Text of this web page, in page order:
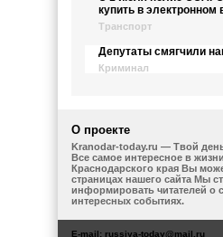
купить в электронном
Транспорт
Депутаты смягчили
Криминал
О проекте
Kranodar-today.ru — Твой
Все самое интересное в
Краснодарского края Вы
страницах нашего сайта Мы
информировать читателей о
интересных событиях.
E-mail: russiya-today@mail.ru